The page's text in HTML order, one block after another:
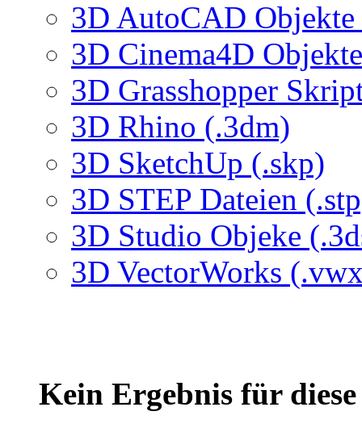
3D AutoCAD
3D Cinema4D
3D Grasshopper
3D Rhino (.3dm)
3D SketchUp (.skp)
3D STEP Dateien
3D Studio Objeke
3D VectorWorks
Kein Ergebnis für